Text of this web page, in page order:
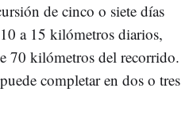
de cinco o siete días
a 15 kilómetros diarios,
70 kilómetros del recorrido.
completar en dos o tres